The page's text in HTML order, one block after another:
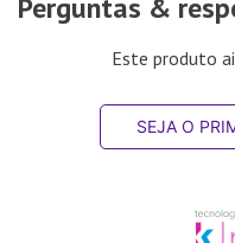
Perguntas &
Este produto
SEJA O